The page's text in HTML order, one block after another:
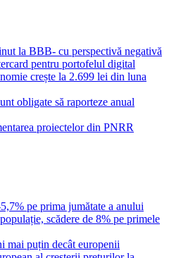
la BBB- cu perspectivă negativă
pentru portofelul digital
crește la 2.699 lei din luna
obligate să raporteze anual
proiectelor din PNRR
pe prima jumătate a anului
scădere de 8% pe primele
mai puțin decât europenii